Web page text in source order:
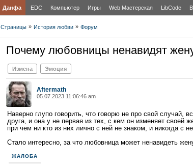
Данфа EDC Компьютер Игры Web Мастерская LibCode
Страницы » История любви » Форум
Почему любовницы ненавидят
Измена Эмоция
Aftermath
05.07.2023 11:06:46 am
Наверно глупо говорить, что говорю не про свой случай,
друга, и она у не первая из тех, с кем он изменяет своей
при чем ни кто из них лично с ней не знаком, и никогда с
Стало интересно, за что любовница может ненавидеть
ЖАЛОБА